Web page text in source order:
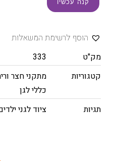
קנה עכשיו
הוסף לרשימת המשאלות
מק"ט
333
קטגוריות
מתקני חצר
כללי לגן
תגיות
ציוד לגני